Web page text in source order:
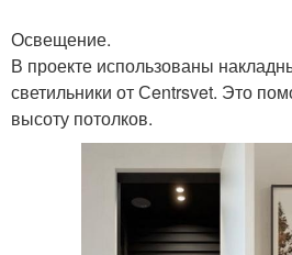
Освещение.
В проекте использованы
светильники от Сentrsvet. Это
высоту потолков.